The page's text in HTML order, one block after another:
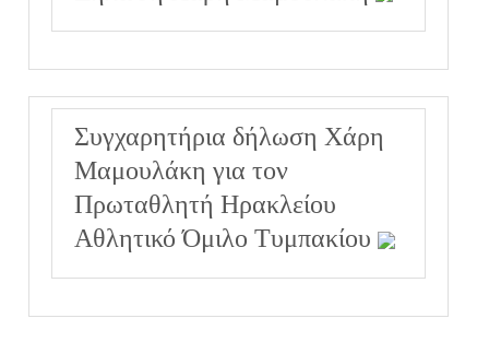
Συγχαρητήρια δήλωση Χάρη
Μαμουλάκη για τον
Πρωταθλητή Ηρακλείου
Αθλητικό Όμιλο Τυμπακίου